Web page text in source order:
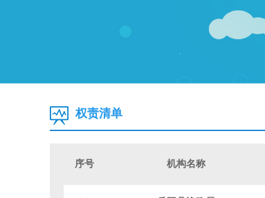
权责清单
序号 机构名称